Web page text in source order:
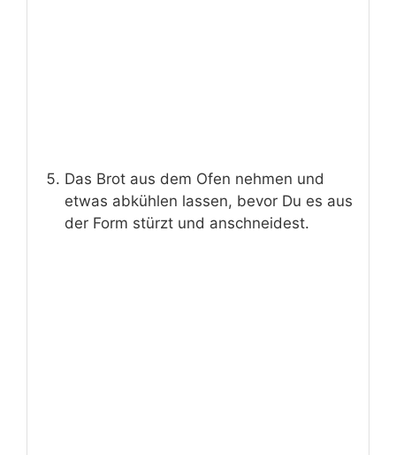
Das Brot aus dem Ofen nehmen und
etwas abkühlen lassen, bevor Du es aus
der Form stürzt und anschneidest.